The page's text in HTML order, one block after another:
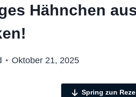
Hähnchen
Oktober 21, 2025
Spring zun